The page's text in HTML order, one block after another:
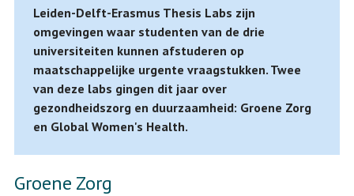
Leiden-Delft-Erasmus Thesis Labs zijn
omgevingen waar studenten van de drie
universiteiten kunnen afstuderen op
maatschappelijke urgente vraagstukken. Twee
van deze labs gingen dit jaar over
gezondheidszorg en duurzaamheid: Groene Zorg
en Global Women's Health.
Groene Zorg